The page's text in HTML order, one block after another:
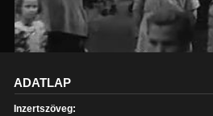
ADATLAP
Inzertszöveg: